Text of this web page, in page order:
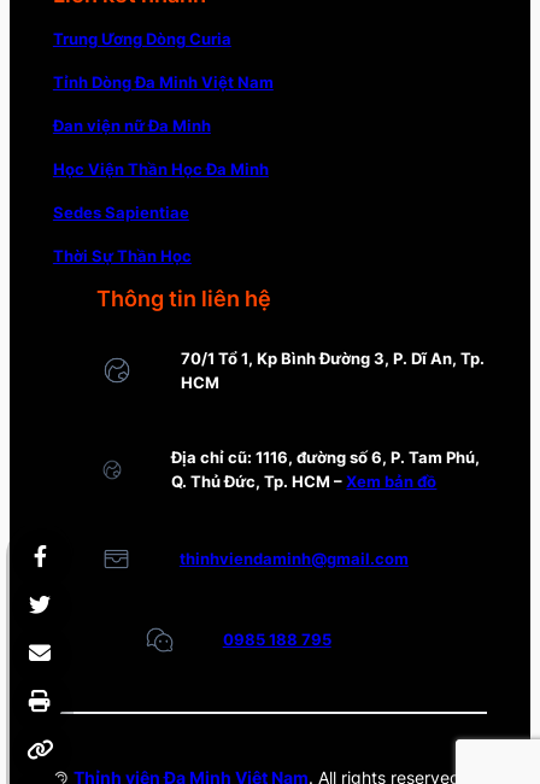
Trung Ương Dòng Curia
Tỉnh Dòng Đa Minh Việt Nam
Đan viện nữ Đa Minh
Học Viện Thần Học Đa Minh
Sedes Sapientiae
Thời Sự Thần Học
Thông tin liên hệ
70/1 Tổ 1, Kp Bình Đường 3, P. Dĩ An, Tp.
HCM
Địa chỉ cũ: 1116, đường số 6, P. Tam Phú,
Q. Thủ Đức, Tp. HCM –Xem bản đồ
thinhviendaminh@gmail.com
0985 188 795
© Thỉnh viện Đa Minh Việt Nam. All rights reserved.